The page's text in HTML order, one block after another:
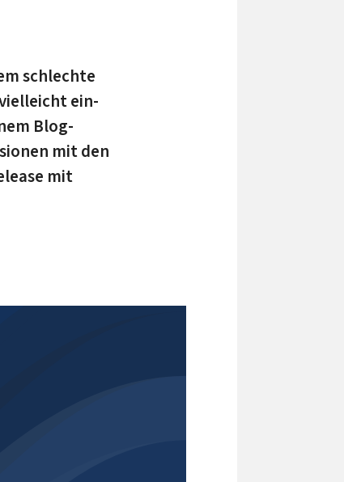
schlechte
ein­
Blog-
mit den
mit